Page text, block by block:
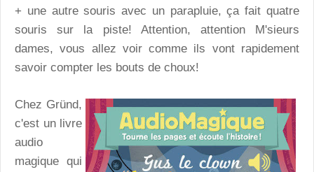
+ une autre souris avec un parapluie, ça fait quatre
souris sur la piste! Attention, attention M'sieurs
dames, vous allez voir comme ils vont rapidement
savoir compter les bouts de choux!
Chez Gründ,
c'est un livre
audio
magique qui